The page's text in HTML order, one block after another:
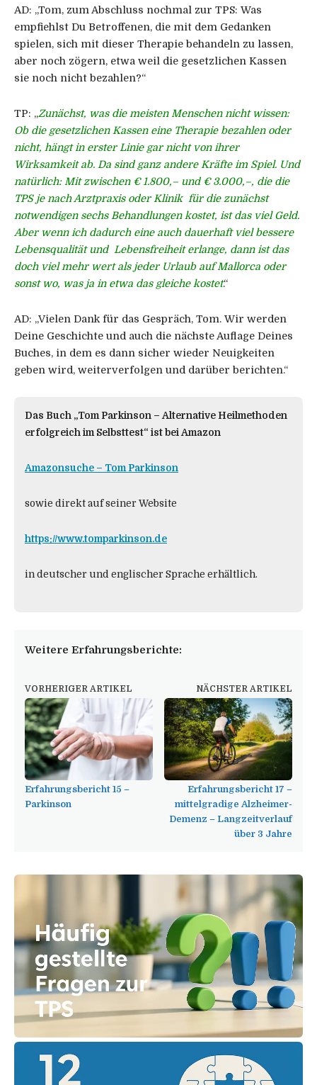
AD: „Tom, zum Abschluss nochmal zur TPS: Was
empfiehlst Du Betroffenen, die mit dem Gedanken
spielen, sich mit dieser Therapie behandeln zu lassen,
aber noch zögern, etwa weil die gesetzlichen Kassen
sie noch nicht bezahlen?“
TP: „Zunächst, was die meisten Menschen nicht wissen:
Ob die gesetzlichen Kassen eine Therapie bezahlen oder
nicht, hängt in erster Linie gar nicht von ihrer
Wirksamkeit ab. Da sind ganz andere Kräfte im Spiel. Und
natürlich: Mit zwischen € 1.800,– und € 3.000,–, die die
TPS je nach Arztpraxis oder Klinik für die zunächst
notwendigen sechs Behandlungen kostet, ist das viel Geld.
Aber wenn ich dadurch eine auch dauerhaft viel bessere
Lebensqualität und Lebensfreiheit erlange, dann ist das
doch viel mehr wert als jeder Urlaub auf Mallorca oder
sonst wo, was ja in etwa das gleiche kostet.“
AD: „Vielen Dank für das Gespräch, Tom. Wir werden
Deine Geschichte und auch die nächste Auflage Deines
Buches, in dem es dann sicher wieder Neuigkeiten
geben wird, weiterverfolgen und darüber berichten.“
Das Buch „Tom Parkinson – Alternative Heilmethoden
erfolgreich im Selbsttest“ ist bei Amazon
Amazonsuche – Tom Parkinson
sowie direkt auf seiner Website
https://www.tomparkinson.de
in deutscher und englischer Sprache erhältlich.
Weitere Erfahrungsberichte:
VORHERIGER ARTIKEL
Erfahrungsbericht 15 –
Parkinson
NÄCHSTER ARTIKEL
Erfahrungsbericht 17 –
mittelgradige Alzheimer-
Demenz – Langzeitverlauf
über 3 Jahre